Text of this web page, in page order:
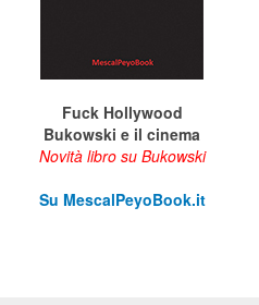
Fuck Hollywood
Bukowski e il cinema
Novità libro su Bukowski
Su MescalPeyoBook.it